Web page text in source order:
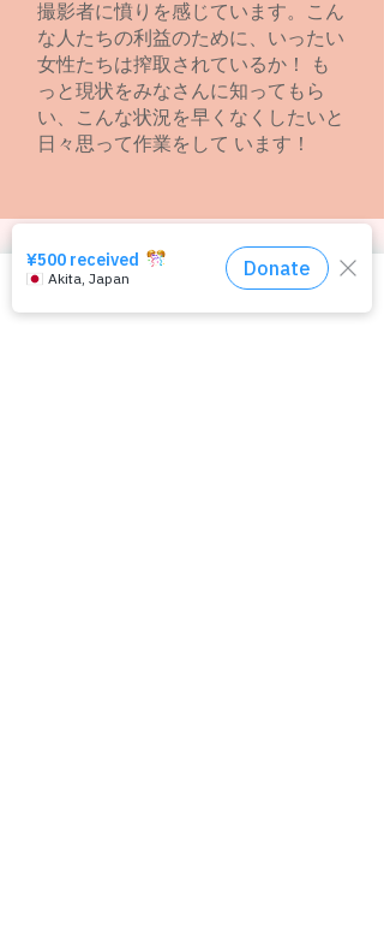
撮影者に憤りを感じています。こん
な人たちの利益のために、いったい
女性たちは搾取されているか！ も
っと現状をみなさんに知ってもら
い、こんな状況を早くなくしたいと
日々思って作業をして います！
​削除要請をぱっぷすに依頼
する